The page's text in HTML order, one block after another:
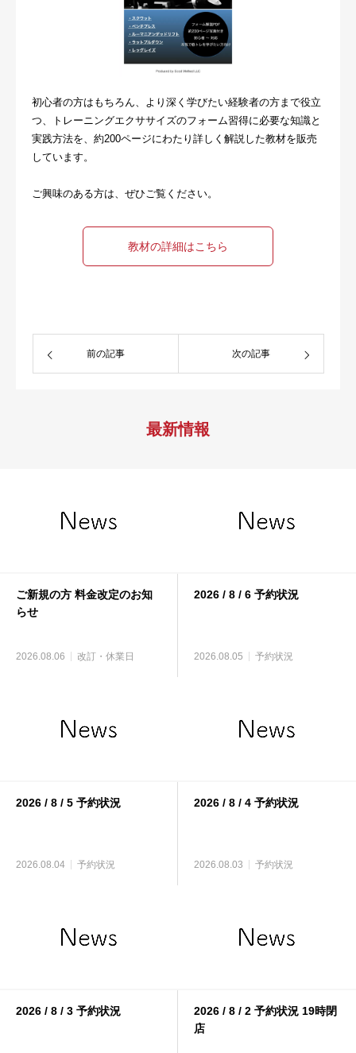
初心者の方はもちろん、より深く学びたい経験者の方まで役立
つ、トレーニングエクササイズのフォーム習得に必要な知識と
実践方法を、約200ページにわたり詳しく解説した教材を販売
しています。
ご興味のある方は、ぜひご覧ください。
教材の詳細はこちら
前の記事 次の記事
最新情報
ご新規の方 料金改定のお知
らせ
2026.08.06 改訂・休業日
2026 / 8 / 6 予約状況
2026.08.05 予約状況
2026 / 8 / 5 予約状況
2026.08.04 予約状況
2026 / 8 / 4 予約状況
2026.08.03 予約状況
2026 / 8 / 3 予約状況
2026 / 8 / 2 予約状況 19時閉
店